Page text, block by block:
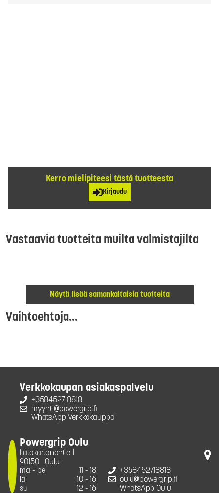
Kerro mielipiteesi tästä tuotteesta
Kirjaudu
Vastaavia tuotteita muilta valmistajilta
Näytä lisää samankaltaisia tuotteita
Vaihtoehtoja...
Verkkokaupan asiakaspalvelu
+358452718818
myynti@powergrip.fi
WhatsApp Verkkokauppa
Powergrip Oulu
Latokartanontie 1
90150
Oulu
ma - pe
11 - 18
la
10 - 16
su
12 - 16
+358452718818
oulu@powergrip.fi
WhatsApp Oulu